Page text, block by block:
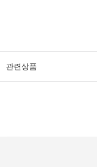
관련상품